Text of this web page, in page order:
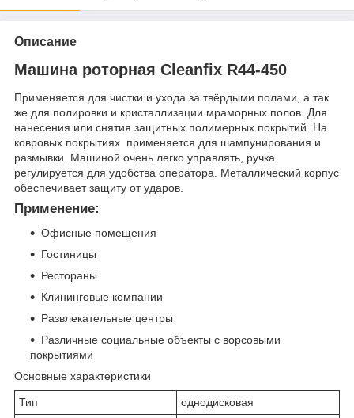
Описание
Машина роторная Cleanfix R44-450
Применяется для чистки и ухода за твёрдыми полами, а так
же для полировки и кристаллизации мраморных полов. Для
нанесения или снятия защитных полимерных покрытий. На
ковровых покрытиях применяется для шампунирования и
размывки. Машиной очень легко управлять, ручка
регулируется для удобства оператора. Металлический корпус
обеспечивает защиту от ударов.
Применение:
Офисные помещения
Гостиницы
Рестораны
Клининговые компании
Развлекательные центры
Различные социальные объекты с ворсовыми
покрытиями
Основные характеристики
Тип
однодисковая